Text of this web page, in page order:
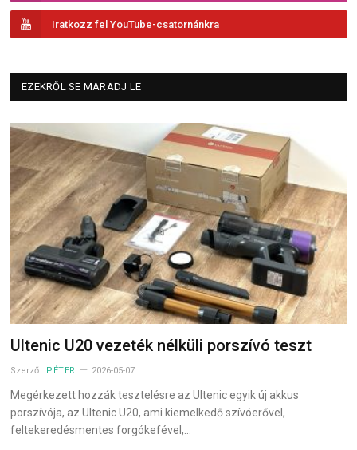
Iratkozz fel YouTube-csatornánkra
EZEKRŐL SE MARADJ LE
Ultenic U20 vezeték nélküli porszívó teszt
Szerző: PÉTER 2026-05-07
Megérkezett hozzák tesztelésre az Ultenic egyik új akkus
porszívója, az Ultenic U20, ami kiemelkedő szívóerővel,
feltekeredésmentes forgókefével,…